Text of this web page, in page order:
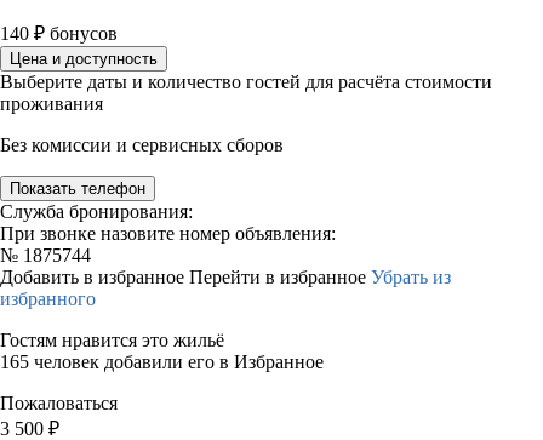
140 ₽ бонусов
Цена и доступность
Выберите даты и количество гостей для расчёта стоимости
проживания
Без комиссии и сервисных сборов
Показать телефон
Служба бронирования:
При звонке назовите номер объявления:
№ 1875744
Добавить в избранное Перейти в избранное Убрать из
избранного
Гостям нравится это жильё
165 человек добавили его в Избранное
Пожаловаться
3 500 ₽